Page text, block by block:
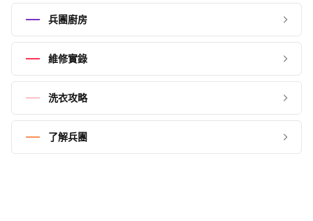
兵團廚房
維修實錄
洗衣攻略
了解兵團